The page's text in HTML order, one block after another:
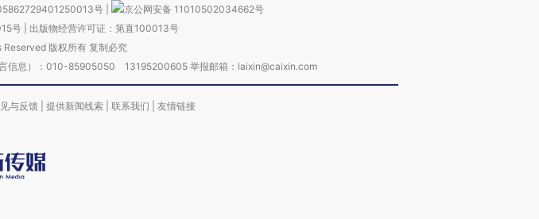
号
京公网安备 11010502034662号
号| 出版物经营许可证：第直100013号
版权所有 复制必究
信息）：010-85905050 13195200605 举报邮箱：laixin@caixin.com
与反馈 提供新闻线索 联系我们 友情链接